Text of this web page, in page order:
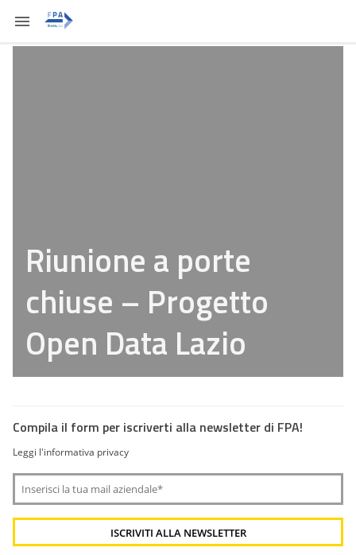
Riunione a porte
chiuse – Progetto
Open Data Lazio
Compila il form per iscriverti alla newsletter di FPA!
Leggi l'informativa privacy